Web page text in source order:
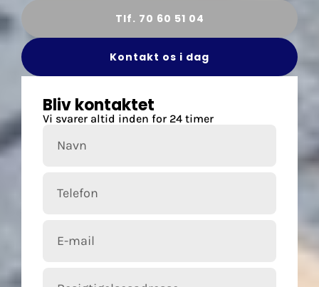
Tlf. 70 60 51 04
Kontakt os i dag
Bliv kontaktet
Vi svarer altid inden for 24 timer